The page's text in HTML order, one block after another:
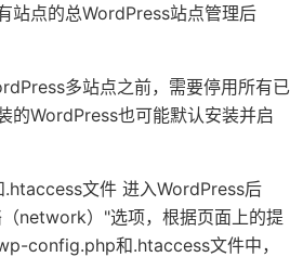
站点的总WordPress站点管理后
多站点之前，需要停用所有已
的WordPress也可能默认安装并启
文件 进入WordPress后
network）"选项，根据页面上的提
config.php和.htaccess文件中，